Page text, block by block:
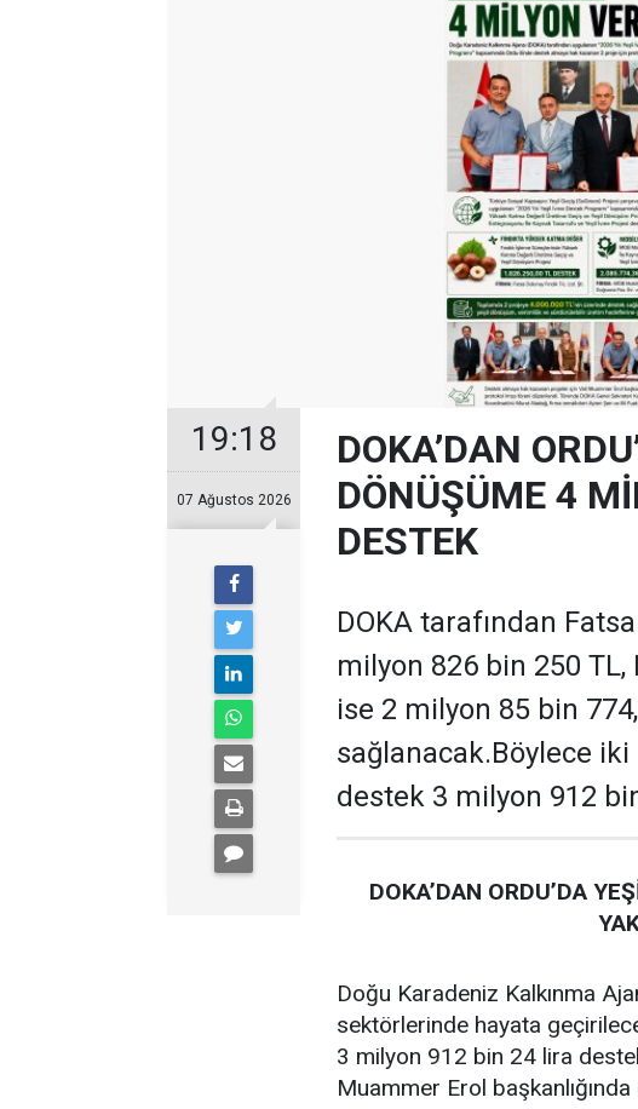
19:18
07 Ağustos 2026
DOKA’DAN
DÖNÜŞÜME 4
DESTEK
DOKA tarafından
milyon 826 bin 250 TL,
ise 2 milyon 85 bin
sağlanacak.Böylece
destek 3 milyon 912
DOKA’DAN ORDU’DA
Doğu Karadeniz Kalkınma
sektörlerinde hayata
3 milyon 912 bin 24 lira
Muammer Erol